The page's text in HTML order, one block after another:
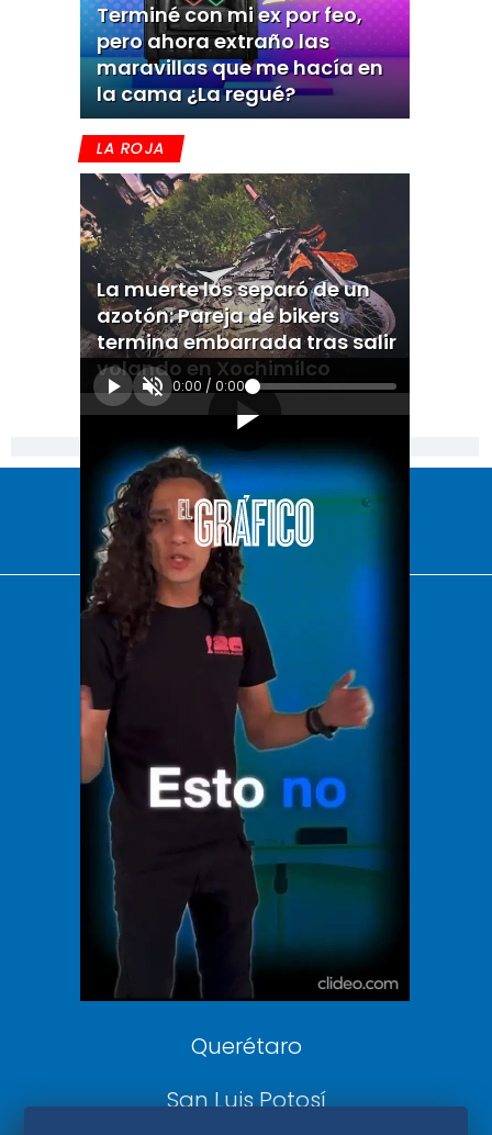
Terminé con mi ex por feo,
pero ahora extraño las
maravillas que me hacía en
la cama ¿La regué?
LA ROJA
La muerte los separó de un
azotón: Pareja de bikers
termina embarrada tras salir
volando en Xochimilco
0:00 / 0:00
[Publicidad]
El Universal
Vive USA
Clase
De 10 sports
DeDinero
Confabulario
Aviso Oportuno
Consultas
Querétaro
San Luis Potosí